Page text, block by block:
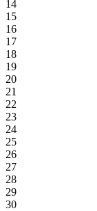
14
15
16
17
18
19
20
21
22
23
24
25
26
27
28
29
30